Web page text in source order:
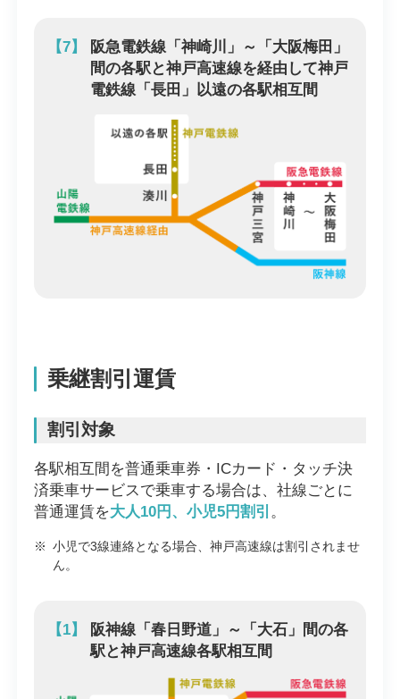
【7】
阪急電鉄線「神崎川」～「大阪梅田」
間の各駅と神戸高速線を経由して神戸
電鉄線「長田」以遠の各駅相互間
乗継割引運賃
割引対象
各駅相互間を普通乗車券・ICカード・タッチ決
済乗車サービスで乗車する場合は、社線ごとに
普通運賃を大人10円、小児5円割引 。
※ 小児で3線連絡となる場合、神戸高速線は割引されませ
ん。
【1】
阪神線「春日野道」～「大石」間の各
駅と神戸高速線各駅相互間